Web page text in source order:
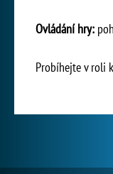
Ovládání hry:
Probíhejte v roli